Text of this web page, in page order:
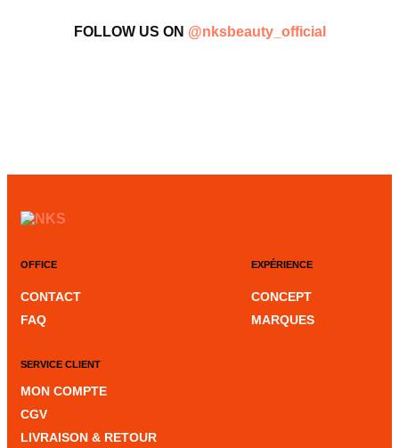
FOLLOW US ON @nksbeauty_official
OFFICE
CONTACT
FAQ
EXPÉRIENCE
CONCEPT
MARQUES
SERVICE CLIENT
MON COMPTE
CGV
LIVRAISON & RETOUR